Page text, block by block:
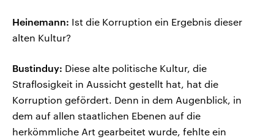
Heinemann: Ist die Korruption ein Ergebnis dieser
alten Kultur?
Bustinduy: Diese alte politische Kultur, die
Straflosigkeit in Aussicht gestellt hat, hat die
Korruption gefördert. Denn in dem Augenblick, in
dem auf allen staatlichen Ebenen auf die
herkömmliche Art gearbeitet wurde, fehlte ein